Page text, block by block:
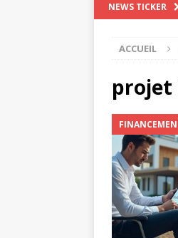
NEWS TICKER
ACCUEIL
projet